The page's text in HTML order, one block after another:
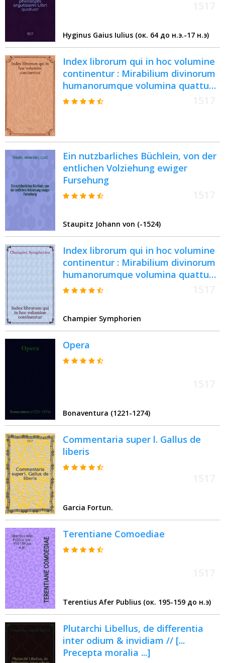
Hyginus Gaius Iulius (ок. 64 до н.э.-17 н.э)
Index librorum qui in hoc volumine
continentur : Mirabilium divinorum
humanorumque volumina quattuor
Primum videlicet de mirabilibus
de propugnaculo religionis
christianae, quartum de mirabilibus
mundi secundum Ptholomeum.
Vol.3 : Tertium volumen ; Primus
apologeticus adversum gentes ;
hereticos ; Quart[us] adversus
Mahumetenses
Ein nutzbarliches Büchlein, von der
entlichen Volziehung ewiger
Fursehung
Staupitz Johann von (-1524)
Index librorum qui in hoc volumine
continentur : Mirabilium divinorum
humanorumque volumina quattuor
: Primum videlicet de mirabilibus
beatissimi Pauli apostoli, tertium
de propugnaculo religionis
christianae, quartum de mirabilibus
mundi secundum Ptholomeum
Champier Symphorien
Opera
Bonaventura (1221-1274)
Commentaria super l. Gallus de
liberis
Garcia Fortun.
Terentiane Comoediae
Terentius Afer Publius (ок. 195-159 до н.э)
Plutarchi Libellus, de differentia
inter odium & invidiam // [...
Precepta moralia ...]